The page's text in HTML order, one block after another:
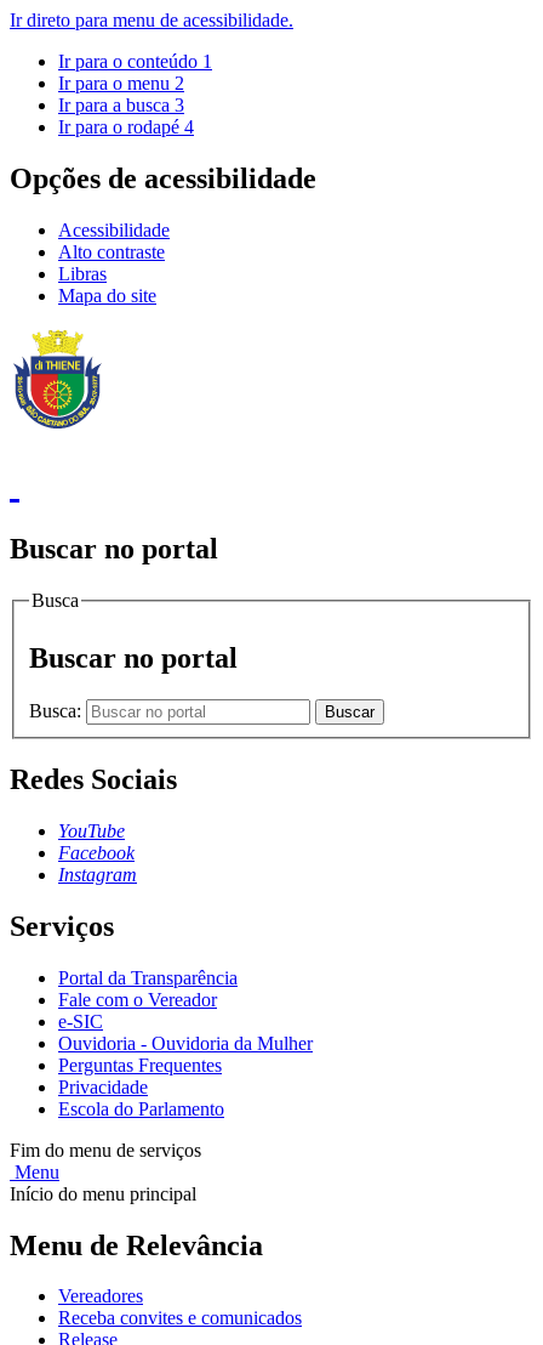
Ir direto para menu de acessibilidade.
Ir para o conteúdo 1
Ir para o menu 2
Ir para a busca 3
Ir para o rodapé 4
Opções de acessibilidade
Acessibilidade
Alto contraste
Libras
Mapa do site
Buscar no portal
Busca
Buscar no portal
Busca: Buscar
Redes Sociais
YouTube
Facebook
Instagram
Serviços
Portal da Transparência
Fale com o Vereador
e-SIC
Ouvidoria - Ouvidoria da Mulher
Perguntas Frequentes
Privacidade
Escola do Parlamento
Fim do menu de serviços
Menu
Início do menu principal
Menu de Relevância
Vereadores
Receba convites e comunicados
Release